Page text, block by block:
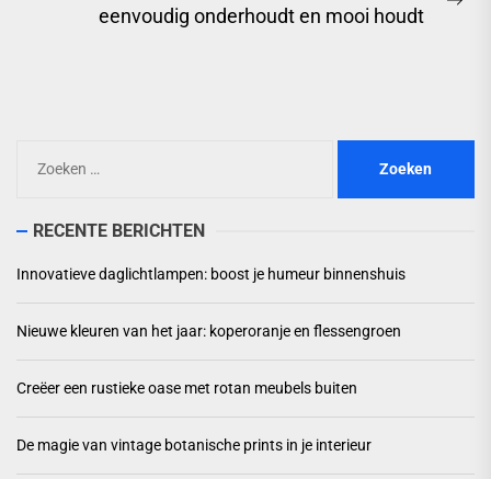
eenvoudig onderhoudt en mooi houdt
naar:
RECENTE BERICHTEN
Innovatieve daglichtlampen: boost je humeur binnenshuis
Nieuwe kleuren van het jaar: koperoranje en flessengroen
Creëer een rustieke oase met rotan meubels buiten
De magie van vintage botanische prints in je interieur